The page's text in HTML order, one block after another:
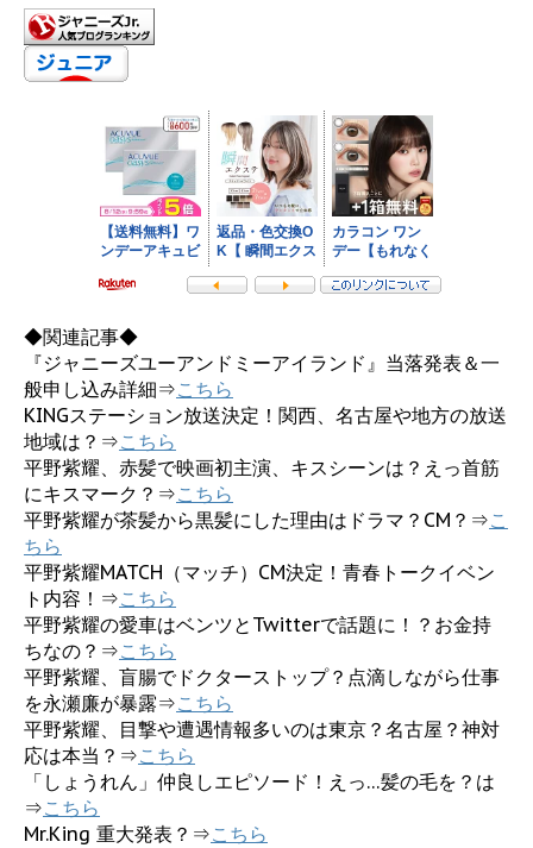
◆関連記事◆
『ジャニーズユーアンドミーアイランド』当落発表＆一
般申し込み詳細⇒こちら
KINGステーション放送決定！関西、名古屋や地方の放送
地域は？⇒こちら
平野紫耀、赤髪で映画初主演、キスシーンは？えっ首筋
にキスマーク？⇒こちら
平野紫耀が茶髪から黒髪にした理由はドラマ？CM？⇒こ
ちら
平野紫耀MATCH（マッチ）CM決定！青春トークイベン
ト内容！⇒こちら
平野紫耀の愛車はベンツとTwitterで話題に！？お金持
ちなの？⇒こちら
平野紫耀、盲腸でドクターストップ？点滴しながら仕事
を永瀬廉が暴露⇒こちら
平野紫耀、目撃や遭遇情報多いのは東京？名古屋？神対
応は本当？⇒こちら
「しょうれん」仲良しエピソード！えっ…髪の毛を？は
⇒こちら
Mr.King 重大発表？⇒こちら